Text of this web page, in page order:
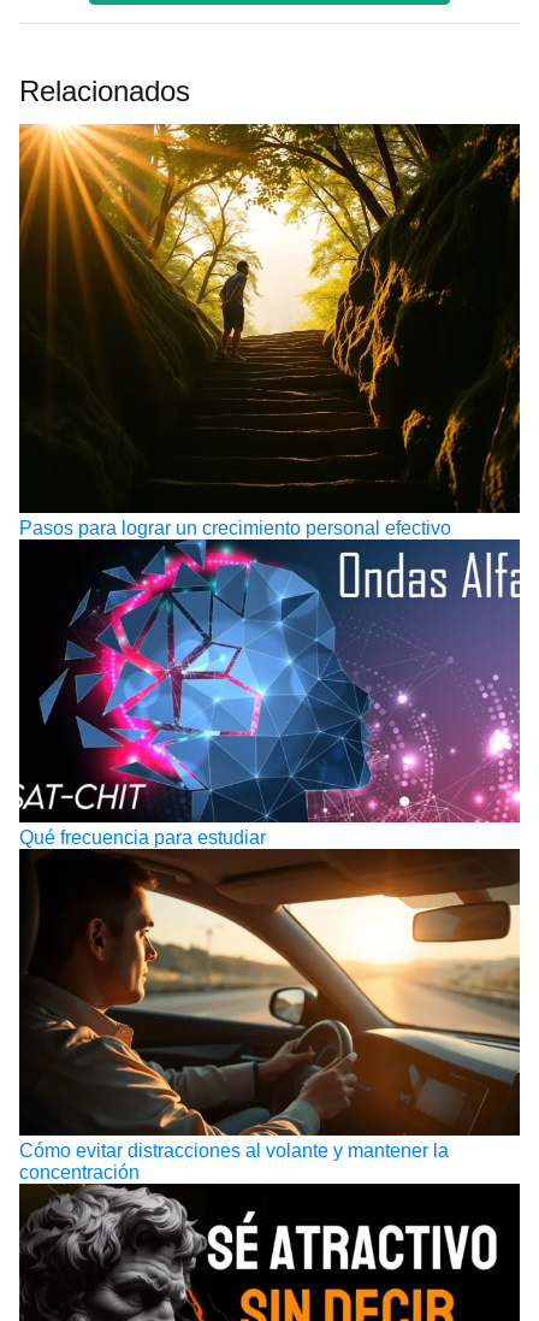
Relacionados
Pasos para lograr un crecimiento personal efectivo
Qué frecuencia para estudiar
Cómo evitar distracciones al volante y mantener la
concentración